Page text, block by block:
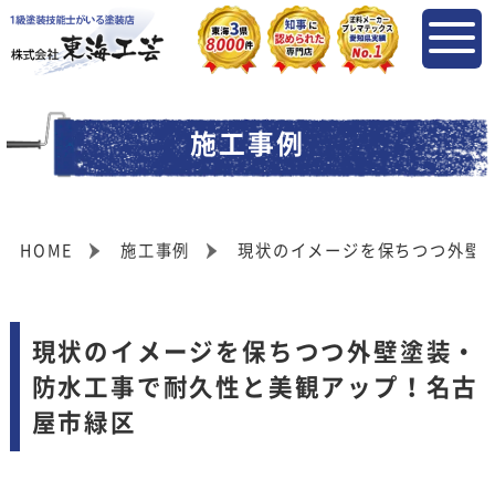
施工事例
HOME 施工事例 現状のイメージを保ちつつ外壁
現状のイメージを保ちつつ外壁塗装・
防水工事で耐久性と美観アップ！名古
屋市緑区